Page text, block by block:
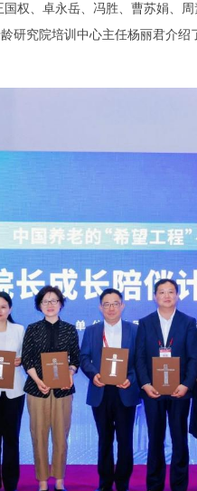
权、卓永岳、冯胜、曹苏娟、
研究院培训中心主任杨丽君介